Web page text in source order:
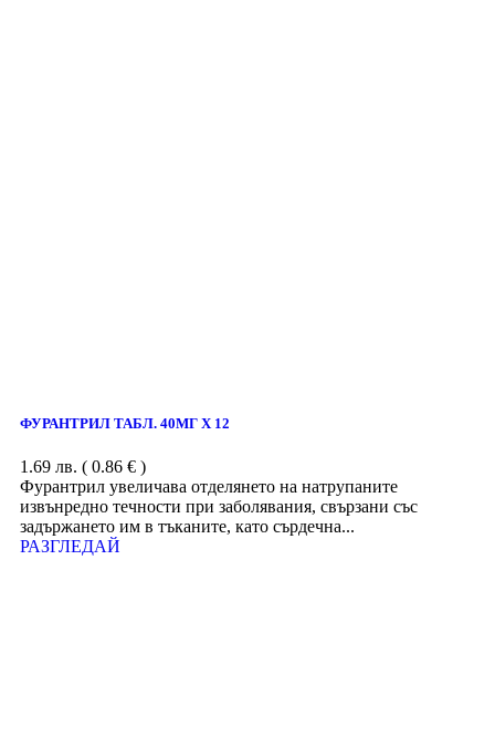
ФУРАНТРИЛ ТАБЛ. 40МГ Х 12
1.69 лв. ( 0.86 € )
Фурантрил увеличава отделянето на натрупаните
извънредно течности при заболявания, свързани със
задържането им в тъканите, като сърдечна...
РАЗГЛЕДАЙ